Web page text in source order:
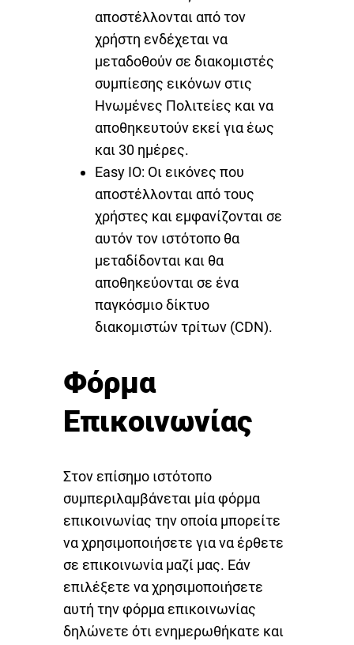
αποστέλλονται από τον
χρήστη ενδέχεται να
μεταδοθούν σε διακομιστές
συμπίεσης εικόνων στις
Ηνωμένες Πολιτείες και να
αποθηκευτούν εκεί για έως
και 30 ημέρες.
Easy IO: Οι εικόνες που
αποστέλλονται από τους
χρήστες και εμφανίζονται σε
αυτόν τον ιστότοπο θα
μεταδίδονται και θα
αποθηκεύονται σε ένα
παγκόσμιο δίκτυο
διακομιστών τρίτων (CDN).
Φόρμα
Επικοινωνίας
Στον επίσημο ιστότοπο
συμπεριλαμβάνεται μία φόρμα
επικοινωνίας την οποία μπορείτε
να χρησιμοποιήσετε για να έρθετε
σε επικοινωνία μαζί μας. Εάν
επιλέξετε να χρησιμοποιήσετε
αυτή την φόρμα επικοινωνίας
δηλώνετε ότι ενημερωθήκατε και